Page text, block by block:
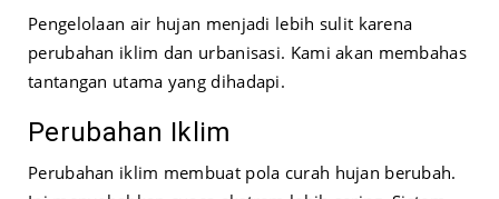
Pengelolaan air hujan menjadi lebih sulit karena
perubahan iklim dan urbanisasi. Kami akan membahas
tantangan utama yang dihadapi.
Perubahan Iklim
Perubahan iklim membuat pola curah hujan berubah.